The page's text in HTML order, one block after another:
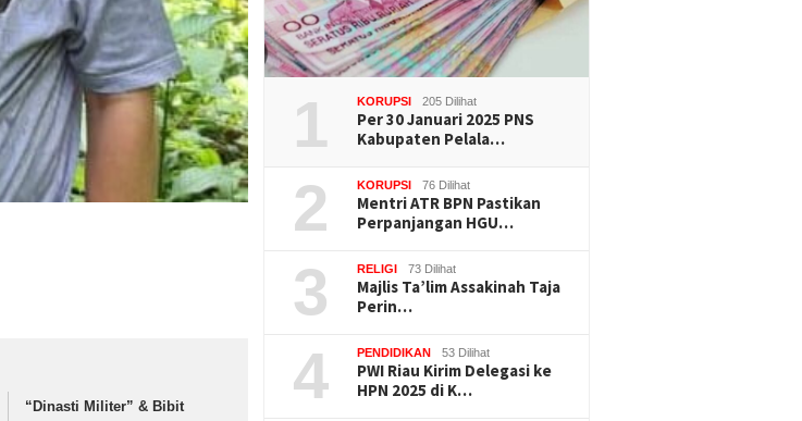
“Dinasti Militer” & Bibit
1 KORUPSI 205 Dilihat
Per 30 Januari 2025 PNS
Kabupaten Pelala…
2 KORUPSI 76 Dilihat
Mentri ATR BPN Pastikan
Perpanjangan HGU…
3 RELIGI 73 Dilihat
Majlis Ta’lim Assakinah Taja
Perin…
4 PENDIDIKAN 53 Dilihat
PWI Riau Kirim Delegasi ke
HPN 2025 di K…